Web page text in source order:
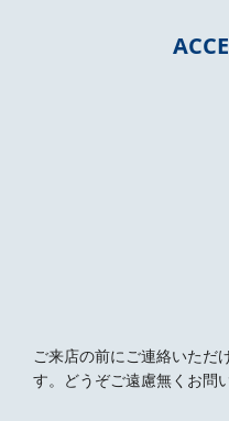
ご来店の前にご連絡いただ
す。どうぞご遠慮無くお問